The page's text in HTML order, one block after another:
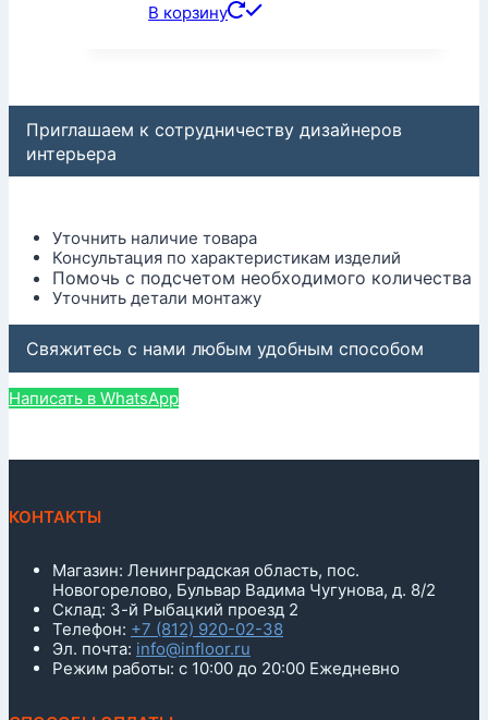
В корзину
Приглашаем к сотрудничеству дизайнеров
интерьера
Уточнить наличие товара
Консультация по характеристикам изделий
Помочь с подсчетом необходимого количества
Уточнить детали монтажу
Свяжитесь с нами любым удобным способом
Написать в WhatsApp
КОНТАКТЫ
Магазин: Ленинградская область, пос.
Новогорелово, Бульвар Вадима Чугунова, д. 8/2
Склад: 3-й Рыбацкий проезд 2
Телефон: +7 (812) 920-02-38
Эл. почта: info@infloor.ru
Режим работы: с 10:00 до 20:00 Ежедневно